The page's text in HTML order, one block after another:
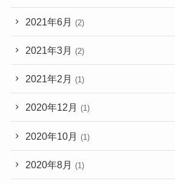
2021年6月 (2)
2021年3月 (2)
2021年2月 (1)
2020年12月 (1)
2020年10月 (1)
2020年8月 (1)